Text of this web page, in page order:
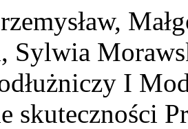
Sylwia
I
skuteczności